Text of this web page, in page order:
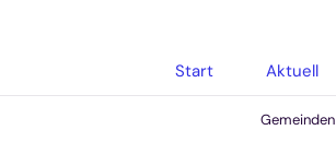
Start Aktuell
Gemeinden